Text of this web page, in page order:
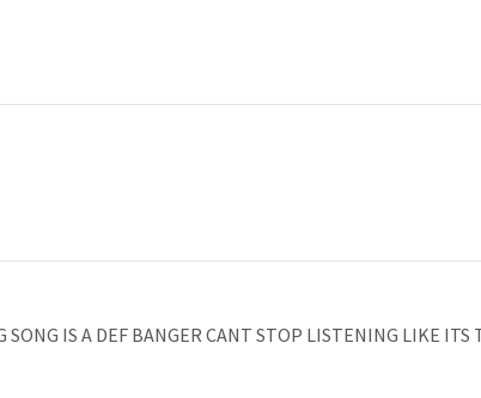
IS A DEF BANGER CANT STOP LISTENING LIKE